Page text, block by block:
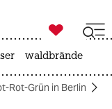

taz zahl ich
waldbrände
Rot-Grün in Berlin